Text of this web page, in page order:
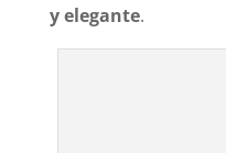
y elegante.